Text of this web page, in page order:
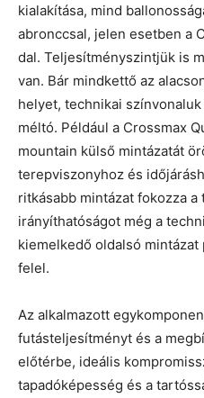
kialakítása, mind
abronccsal, jelen esetben a
dal. Teljesítményszintjük is
van. Bár mindkettő az
helyet, technikai
méltó. Például a Crossmax
mountain külső mintázatát
terepviszonyhoz és
ritkásabb mintázat fokozza a
irányíthatóságot még a
kiemelkedő oldalsó
felel.
Az alkalmazott
futásteljesítményt és a
előtérbe, ideális
tapadóképesség és a